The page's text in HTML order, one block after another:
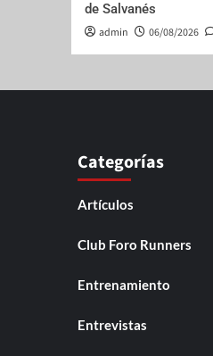
de Salvanés
admin 06/08/2026
Categorías
Artículos
Club Foro Runners
Entrenamiento
Entrevistas